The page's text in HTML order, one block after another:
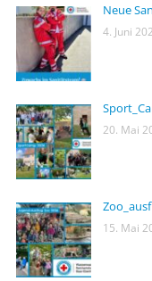
Neue
4. Juni
20. Mai
15. Mai